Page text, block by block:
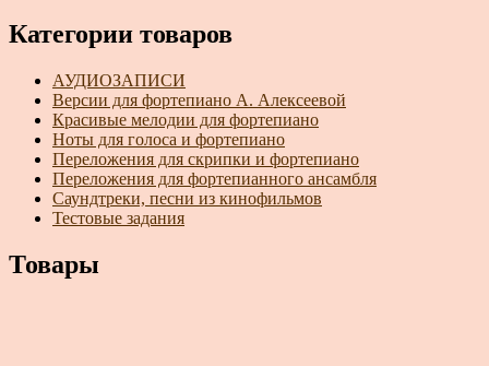
Категории товаров
АУДИОЗАПИСИ
Версии для фортепиано А. Алексеевой
Красивые мелодии для фортепиано
Ноты для голоса и фортепиано
Переложения для скрипки и фортепиано
Переложения для фортепианного ансамбля
Саундтреки, песни из кинофильмов
Тестовые задания
Товары